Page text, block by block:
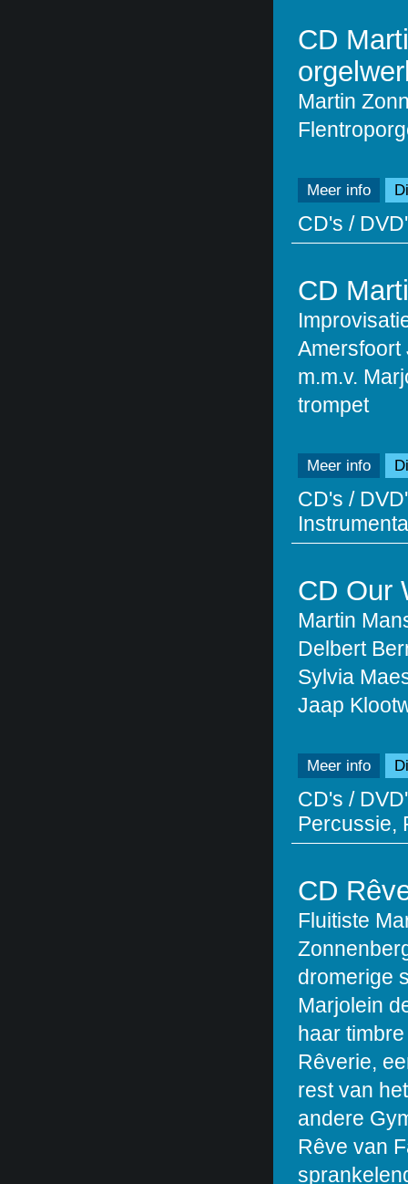
CD
Martin
Meer info
CD's /
CD
Amersfoort
m.m.v.
trompet
Meer info
CD's /
CD Our
Martin
Delbert
Sylvia
Jaap
Meer info
CD's /
Percussie,
CD
Fluitiste
dromerige
Marjolein
haar
Rêverie,
rest van
andere
Rêve van